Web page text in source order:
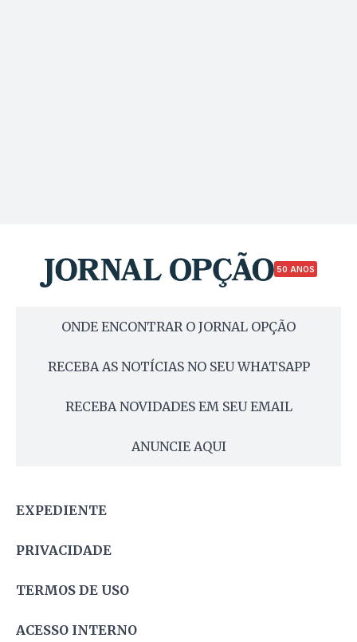
50 ANOS
ONDE ENCONTRAR O JORNAL OPÇÃO
RECEBA AS NOTÍCIAS NO SEU WHATSAPP
RECEBA NOVIDADES EM SEU EMAIL
ANUNCIE AQUI
EXPEDIENTE
PRIVACIDADE
TERMOS DE USO
ACESSO INTERNO